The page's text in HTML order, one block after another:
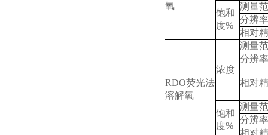
氧
饱和
度%
测量
分辨率
相对
RDO荧光法
溶解氧
浓度
测量
分辨率
相对
饱和
度%
测量
分辨率
相对